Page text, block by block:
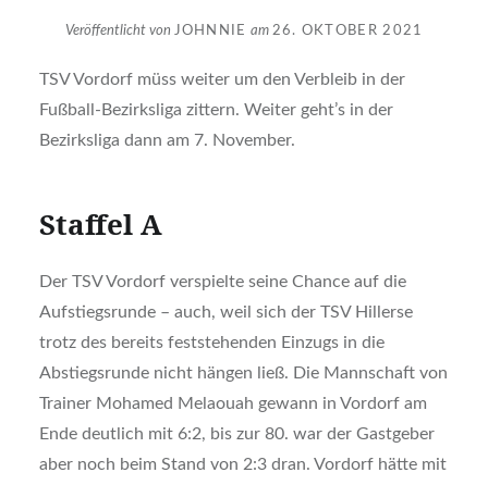
Veröffentlicht von JOHNNIE am 26. OKTOBER 2021
TSV Vordorf müss weiter um den Verbleib in der
Fußball-Bezirksliga zittern. Weiter geht’s in der
Bezirksliga dann am 7. November.
Staffel A
Der TSV Vordorf verspielte seine Chance auf die
Aufstiegsrunde – auch, weil sich der TSV Hillerse
trotz des bereits feststehenden Einzugs in die
Abstiegsrunde nicht hängen ließ. Die Mannschaft von
Trainer Mohamed Melaouah gewann in Vordorf am
Ende deutlich mit 6:2, bis zur 80. war der Gastgeber
aber noch beim Stand von 2:3 dran. Vordorf hätte mit